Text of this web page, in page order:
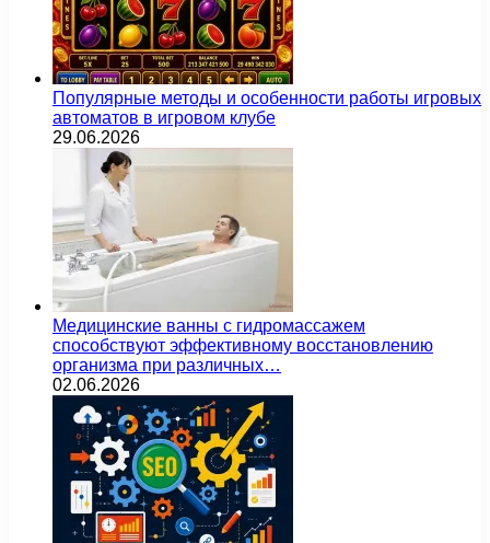
Популярные методы и особенности работы игровых
автоматов в игровом клубе
29.06.2026
Медицинские ванны с гидромассажем
способствуют эффективному восстановлению
организма при различных…
02.06.2026